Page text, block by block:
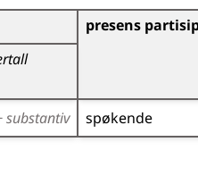
presens
substantiv spøkende